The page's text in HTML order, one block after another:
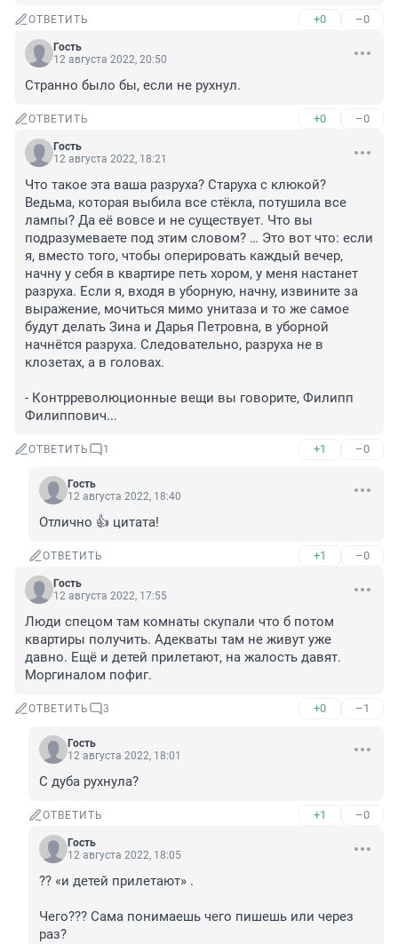
ОТВЕТИТЬ +0 –0
Гость
12 августа 2022, 20:50
Странно было бы, если не рухнул.
ОТВЕТИТЬ +0 –0
Гость
12 августа 2022, 18:21
Что такое эта ваша разруха? Старуха с клюкой?
Ведьма, которая выбила все стёкла, потушила все
лампы? Да её вовсе и не существует. Что вы
подразумеваете под этим словом? … Это вот что: если
я, вместо того, чтобы оперировать каждый вечер,
начну у себя в квартире петь хором, у меня настанет
разруха. Если я, входя в уборную, начну, извините за
выражение, мочиться мимо унитаза и то же самое
будут делать Зина и Дарья Петровна, в уборной
начнётся разруха. Следовательно, разруха не в
клозетах, а в головах.
- Контрреволюционные вещи вы говорите, Филипп
Филиппович...
ОТВЕТИТЬ 1 +1 –0
Гость
12 августа 2022, 18:40
Отлично 👍 цитата!
ОТВЕТИТЬ +1 –0
Гость
12 августа 2022, 17:55
Люди спецом там комнаты скупали что б потом
квартиры получить. Адекваты там не живут уже
давно. Ещё и детей прилетают, на жалость давят.
Моргиналом пофиг.
ОТВЕТИТЬ 3 +0 –1
Гость
12 августа 2022, 18:01
С дуба рухнула?
ОТВЕТИТЬ +1 –0
Гость
12 августа 2022, 18:05
?? «и детей прилетают» .
Чего??? Сама понимаешь чего пишешь или через
раз?